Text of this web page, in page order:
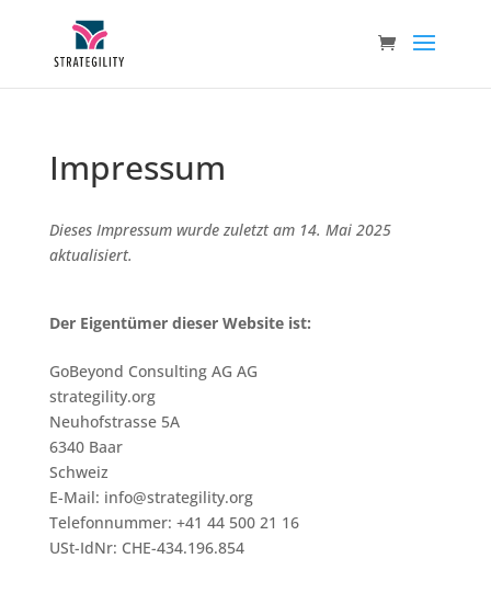
Impressum
Dieses Impressum wurde zuletzt am 14. Mai 2025
aktualisiert.
Der Eigentümer dieser Website ist:
GoBeyond Consulting AG AG
strategility.org
Neuhofstrasse 5A
6340 Baar
Schweiz
E-Mail: info@strategility.org
Telefonnummer: +41 44 500 21 16
USt-IdNr: CHE-434.196.854